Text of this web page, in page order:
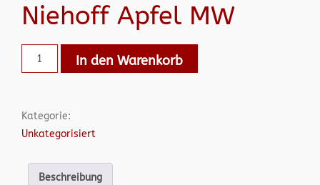
Niehoff Apfel MW
In den Warenkorb
Kategorie:
Unkategorisiert
Beschreibung